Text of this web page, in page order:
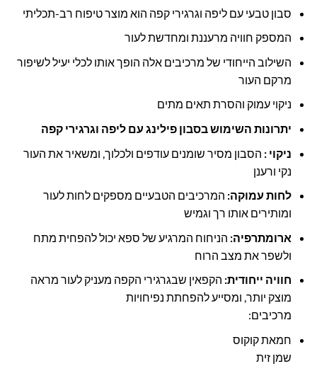
סבון טבעי עם ליפה וגרגירי קפה הוא מוצר טיפוח רב-תכליתי
המספק חוויה מרעננת ומחדשת לעור
השילוב הייחודי של מרכיבים אלה הופך אותו לכלי יעיל לשיפור
מרקם העור
ניקוי עמוק והסרת תאים מתים
יתרונות השימוש בסבון פילינג עם ליפה וגרגירי קפה
ניקוי : הסבון מסיר שומנים עודפים ולכלוך, ומשאיר את העור
נקי ורענן
לחות עמוקה: המרכיבים הטבעיים מספקים לחות לעור
ומותירים אותו רך וגמיש
ארומתרפיה: הניחוח המרגיע של ספא יכול להפחית מתח
ולשפר את מצב הרוח
חוויה ייחודית: הקפאין שבגרגירי הקפה מעניק לעור מראה
מוצק יותר, ומסייע להפחתת נפיחויות
מרכיבים:
חמאת קוקוס
שמן זית